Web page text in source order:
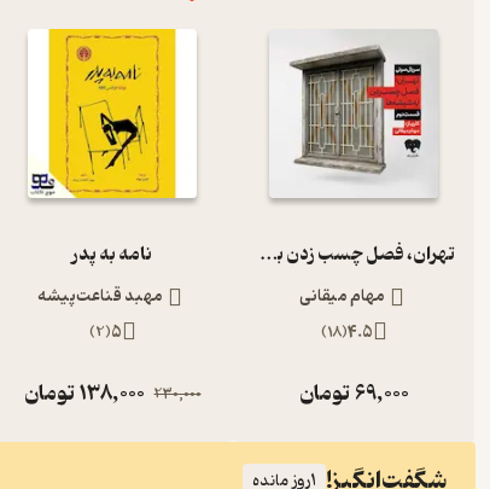
تهران، فصل چسب زدن به شیشه‌ها (قسمت دوم)
مهام میقانی
4.5
(
18
)
69,000تومان
نامه به پدر
مهبد قناعت‌پیشه
5
(
2
)
230,000
138,000تومان
شگفت‌انگیز! 1روز مانده